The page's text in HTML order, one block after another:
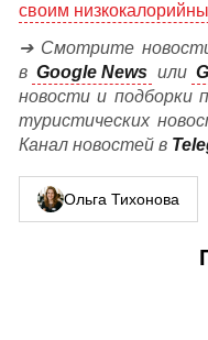
своим
➔ Смотрите
в Google News или
новости и подборки
туристических
Канал новостей в
Ольга Тихонова